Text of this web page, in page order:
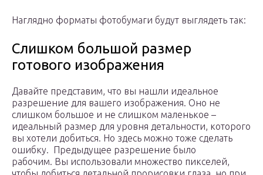
Наглядно форматы фотобумаги будут выглядеть так:
Слишком большой размер
готового изображения
Давайте представим, что вы нашли идеальное
разрешение для вашего изображения. Оно не
слишком большое и не слишком маленькое –
идеальный размер для уровня детальности, которого
вы хотели добиться. Но здесь можно тоже сделать
ошибку. Предыдущее разрешение было
рабочим. Вы использовали множество пикселей,